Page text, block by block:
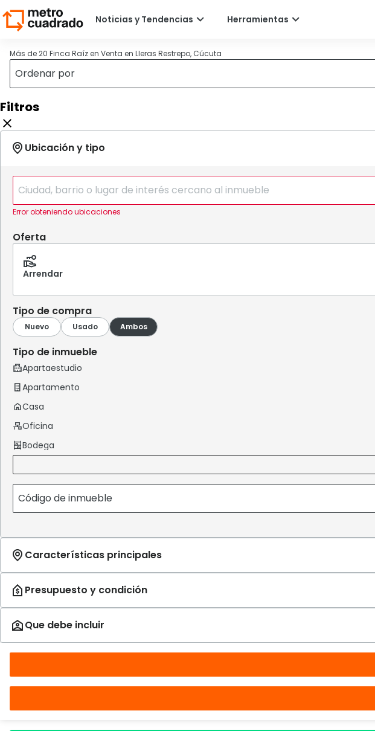
Más de 20 Finca Raíz en Venta en Lleras Restrepo, Cúcuta
Filtros
Error obteniendo ubicaciones
Oferta
Arrendar
Tipo de compra
Tipo de inmueble